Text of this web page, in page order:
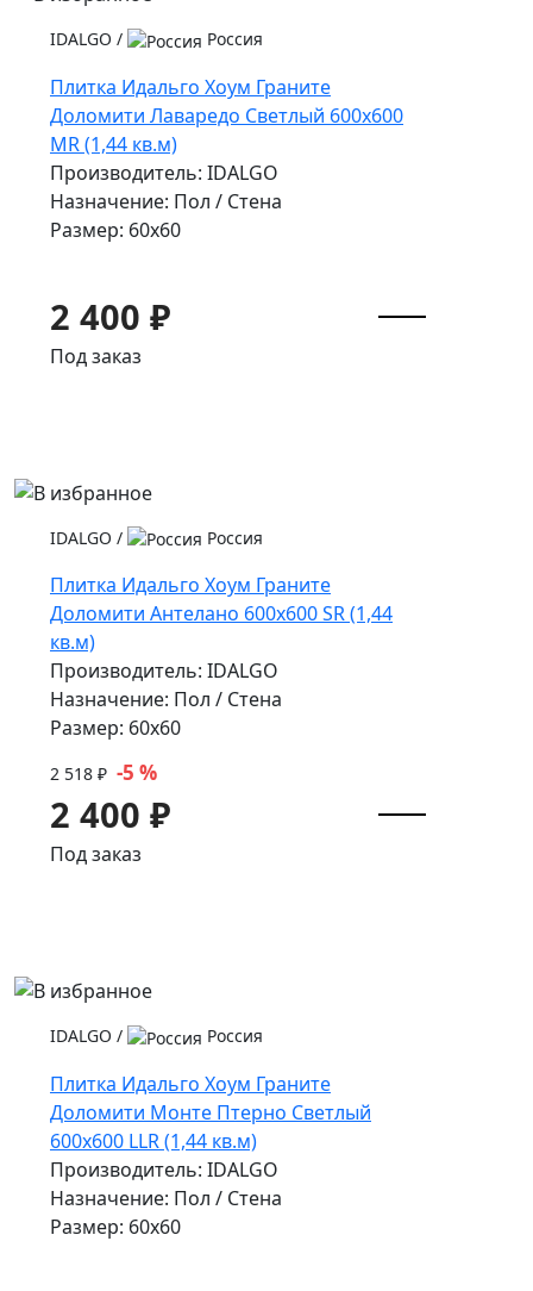
IDALGO / Россия
Плитка Идальго Хоум Граните
Доломити Лаваредо Светлый 600x600
MR (1,44 кв.м)
Производитель: IDALGO
Назначение: Пол / Стена
Размер: 60x60
2 400 ₽
Под заказ
IDALGO / Россия
Плитка Идальго Хоум Граните
Доломити Антелано 600x600 SR (1,44
кв.м)
Производитель: IDALGO
Назначение: Пол / Стена
Размер: 60x60
2 518 ₽ -5 %
2 400 ₽
Под заказ
IDALGO / Россия
Плитка Идальго Хоум Граните
Доломити Монте Птерно Светлый
600x600 LLR (1,44 кв.м)
Производитель: IDALGO
Назначение: Пол / Стена
Размер: 60x60